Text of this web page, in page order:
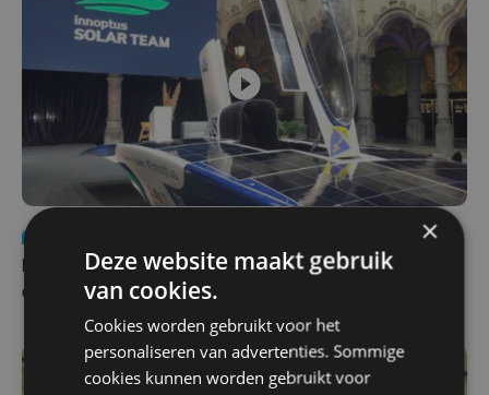
Belgisch Solar Team met West-Vlamingen wint voor
eerst in VS
×
Deze website maakt gebruik
van cookies.
Cookies worden gebruikt voor het
personaliseren van advertenties. Sommige
cookies kunnen worden gebruikt voor